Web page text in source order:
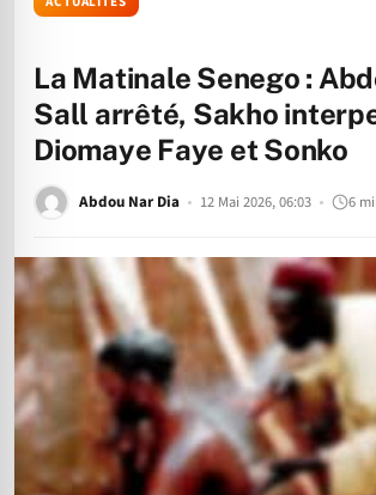
La Matinale Senego :
Sall arrêté, Sakho
Diomaye Faye et Sonko
Abdou Nar Dia 12 Mai 2026, 06:03 6